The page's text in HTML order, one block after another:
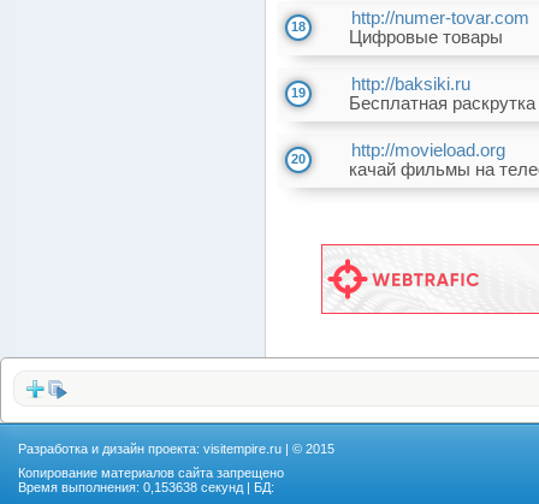
18
http://numer-tovar.com
Цифровые товары
19
http://baksiki.ru
Бесплатная
20
http://movieload.org
качай фильмы на
Разработка и дизайн проекта: visitempire.ru | © 2015
Копирование материалов сайта запрещено
Время выполнения: 0,153638 секунд | БД: